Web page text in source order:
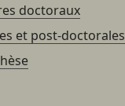
doctoraux
et post-doctorales